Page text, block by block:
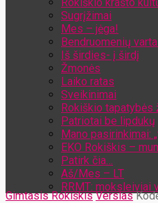
Sugrįžimai
Mes – jėga!
Bendruomenių
Iš širdies- į širdį
Žmonės
Laiko ratas
Sveikinimai
Rokiškio tapatybės
Patriotai be lipdukų
Mano pasirinkimai:
EKO Rokiškis –
Patirk čia…
Aš/Mes – LT
RRMT: moksleiviai
Gimtasis Rokiškis Verslas